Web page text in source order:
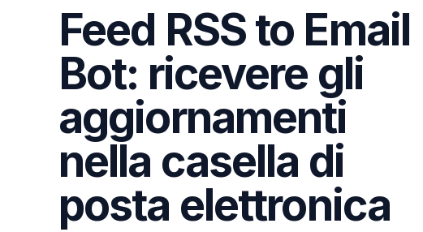
Feed RSS to Email
Bot: ricevere gli
aggiornamenti
nella casella di
posta elettronica